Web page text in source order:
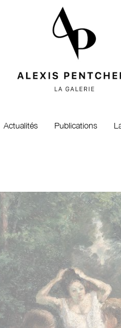
Actualités Publications